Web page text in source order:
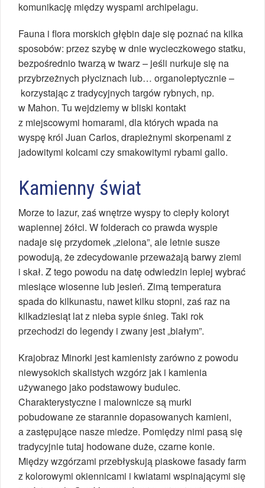
komunikację między wyspami archipelagu.
Fauna i flora morskich głębin daje się poznać na kilka
sposobów: przez szybę w dnie wycieczkowego statku,
bezpośrednio twarzą w twarz – jeśli nurkuje się na
przybrzeżnych płyciznach lub… organoleptycznie –
korzystając z tradycyjnych targów rybnych, np.
w Mahon. Tu wejdziemy w bliski kontakt
z miejscowymi homarami, dla których wpada na
wyspę król Juan Carlos, drapieżnymi skorpenami z
jadowitymi kolcami czy smakowitymi rybami gallo.
Kamienny świat
Morze to lazur, zaś wnętrze wyspy to ciepły koloryt
wapiennej żółci. W folderach co prawda wyspie
nadaje się przydomek „zielona”, ale letnie susze
powodują, że zdecydowanie przeważają barwy ziemi
i skał. Z tego powodu na datę odwiedzin lepiej wybrać
miesiące wiosenne lub jesień. Zimą temperatura
spada do kilkunastu, nawet kilku stopni, zaś raz na
kilkadziesiąt lat z nieba sypie śnieg. Taki rok
przechodzi do legendy i zwany jest „białym”.
Krajobraz Minorki jest kamienisty zarówno z powodu
niewysokich skalistych wzgórz jak i kamienia
używanego jako podstawowy budulec.
Charakterystyczne i malownicze są murki
pobudowane ze starannie dopasowanych kamieni,
a zastępujące nasze miedze. Pomiędzy nimi pasą się
tradycyjnie tutaj hodowane duże, czarne konie.
Między wzgórzami przebłyskują piaskowe fasady farm
z kolorowymi okiennicami i kwiatami wspinającymi się